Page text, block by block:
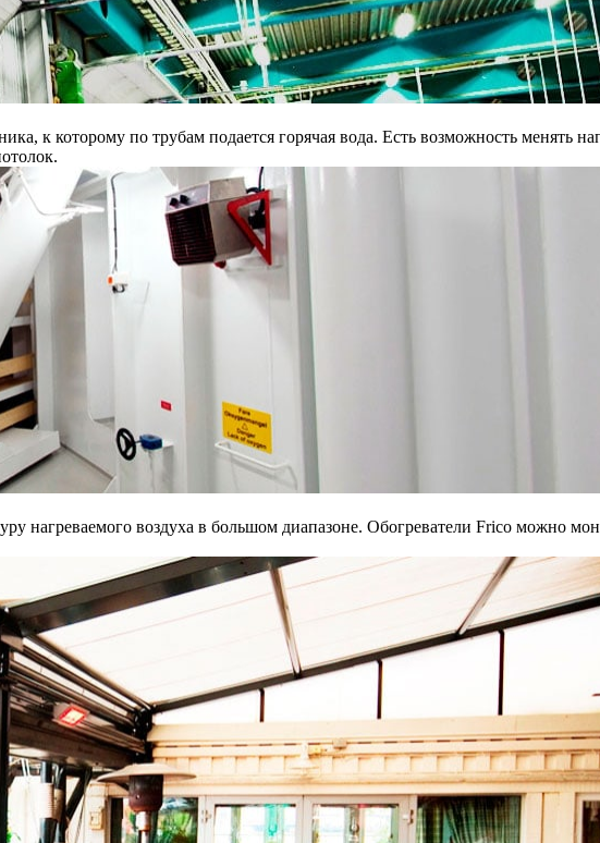
к которому по трубам подается горячая вода. Есть возможность менять
нагреваемого воздуха в большом диапазоне. Обогреватели Frico можно